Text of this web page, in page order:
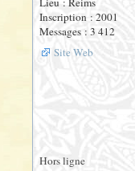
Inscription : 2001
Messages : 3 412
Site Web
Hors ligne